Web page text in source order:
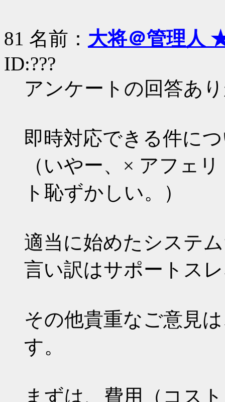
81 名前： 大将＠管理人
ID:???
アンケートの回答あ
即時対応できる件に
（いやー、× アフェ
ト恥ずかしい。）
適当に始めたシステ
言い訳はサポートス
その他貴重なご意見
す。
まずは、費用（コス